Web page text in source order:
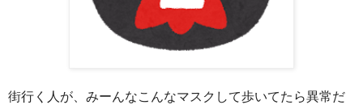
街行く人が、みーんなこんなマスクして歩いてたら異常だ